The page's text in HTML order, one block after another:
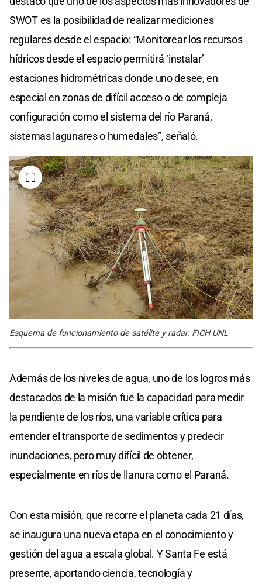
SWOT es la posibilidad de realizar mediciones
regulares desde el espacio: “Monitorear los recursos
hídricos desde el espacio permitirá ‘instalar’
estaciones hidrométricas donde uno desee, en
especial en zonas de difícil acceso o de compleja
configuración como el sistema del río Paraná,
sistemas lagunares o humedales”, señaló.
Esquema de funcionamiento de satélite y radar. FICH UNL
Además de los niveles de agua, uno de los logros más
destacados de la misión fue la capacidad para medir
la pendiente de los ríos, una variable crítica para
entender el transporte de sedimentos y predecir
inundaciones, pero muy difícil de obtener,
especialmente en ríos de llanura como el Paraná.
Con esta misión, que recorre el planeta cada 21 días,
se inaugura una nueva etapa en el conocimiento y
gestión del agua a escala global. Y Santa Fe está
presente, aportando ciencia, tecnología y